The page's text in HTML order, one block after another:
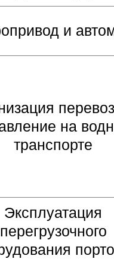
и
на
транспорте
Эксплуатация
перегрузочного